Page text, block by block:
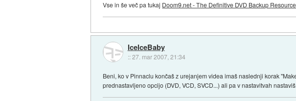
Vse in še več pa tukaj Doom9.net - The Definitive DVD Backup Resource
IceIceBaby
::27. mar 2007, 21:34
Beni, ko v Pinnaclu končaš z urejanjem videa imaš naslednji korak
prednastavljeno opcijo (DVD, VCD, SVCD...) ali pa v nastavitvah